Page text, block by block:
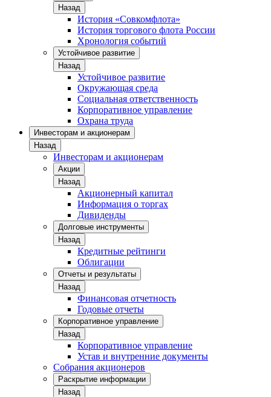
Назад
История «Совкомфлота»
История торгового флота России
Хронология событий
Устойчивое развитие
Назад
Устойчивое развитие
Окружающая среда
Социальная ответственность
Корпоративное управление
Охрана труда
Инвесторам и акционерам
Назад
Инвесторам и акционерам
Акции
Назад
Акционерный капитал
Информация о торгах
Дивиденды
Долговые инструменты
Назад
Кредитные рейтинги
Облигации
Отчеты и результаты
Назад
Финансовая отчетность
Годовые отчеты
Корпоративное управление
Назад
Корпоративное управление
Устав и внутренние документы
Собрания акционеров
Раскрытие информации
Назад